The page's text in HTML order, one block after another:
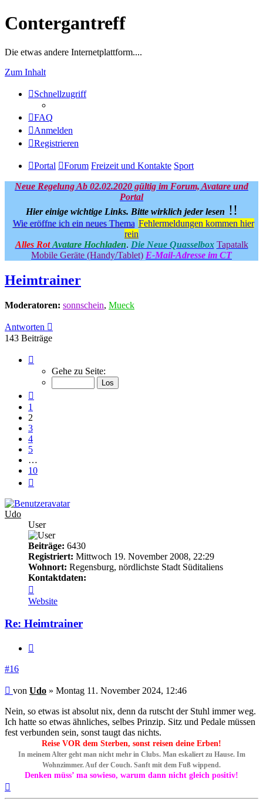
Contergantreff
Die etwas andere Internetplattform....
Zum Inhalt
Schnellzugriff
FAQ
Anmelden
Registrieren
Portal Forum Freizeit und Kontakte Sport
Neue Regelung Ab 02.02.2020 gültig im Forum, Avatare und
Portal
Hier einige wichtige Links. Bitte wirklich jeder lesen !!
Wie eröffne ich ein neues Thema Fehlermeldungen kommen hier
rein
Alles Rot Avatare Hochladen. Die Neue Quasselbox Tapatalk
Mobile Geräte (Handy/Tablet) E-Mail-Adresse im CT
Heimtrainer
Moderatoren: sonnschein, Mueck
Antworten
143 Beiträge
von
Gehe zu Seite:
1
2
3
4
5
…
10
Udo
User
Beiträge: 6430
Registriert: Mittwoch 19. November 2008, 22:29
Wohnort: Regensburg, nördlichste Stadt Süditaliens
Kontaktdaten:
von
Udo
Website
Re: Heimtrainer
#16
Beitrag
von Udo » Montag 11. November 2024, 12:46
Nein, so etwas ist absolut nix, denn da rutscht der Stuhl immer weg.
Ich hatte so etwas ähnliches, selbes Prinzip. Sitz und Pedale müssen
fest verbunden sein, sonst taugt das nichts.
Reise VOR dem Sterben, sonst reisen deine Erben!
In meinem Alter geht man nicht mehr in Clubs. Man eskaliert zu Hause. Im
Wohnzimmer. Auf der Couch. Sanft mit dem Fuß wippend.
Denken müss’ ma sowieso, warum dann nicht gleich positiv!